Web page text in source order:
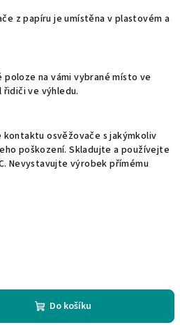
z papíru je umístěna v plastovém a
na vámi vybrané místo ve
ve výhledu.
osvěžovače s jakýmkoliv
poškození. Skladujte a používejte
Nevystavujte výrobek přímému
Do košíku